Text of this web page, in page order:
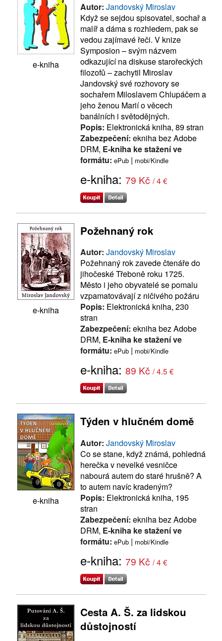
e-kniha
Autor: Jandovský Miroslav
Když se sejdou spisovatel, sochař a
malíř a dáma s rozhledem, pak se
vedou zajímavé řeči. V knize
Symposion – svým názvem
odkazující na diskuse starořeckých
filozofů – zachytil Miroslav
Jandovský své rozhovory se
sochařem Miloslavem Chlupáčem a
jeho ženou Marií o věcech
banálních i světodějných.
Popis: Elektronická kniha, 89 stran
Zabezpečení: ekniha bez Adobe
DRM, E-kniha ke stažení ve
formátu: ePub | mobi/Kindle
e-kniha: 79 Kč / 4 €
e-kniha
Požehnaný rok
Autor: Jandovský Miroslav
Požehnaný rok zavede čtenáře do
jihočeské Třeboně roku 1725.
Město i jeho obyvatelé se pomalu
vzpamatovávají z ničivého požáru
Popis: Elektronická kniha, 230
stran
Zabezpečení: ekniha bez Adobe
DRM, E-kniha ke stažení ve
formátu: ePub | mobi/Kindle
e-kniha: 89 Kč / 4.5 €
e-kniha
Týden v hlučném domě
Autor: Jandovský Miroslav
Co se stane, když známá, pohledná
herečka v nevelké vesničce
nabourá autem do staré hrušně? A
to autem navíc kradeným?
Popis: Elektronická kniha, 195
stran
Zabezpečení: ekniha bez Adobe
DRM, E-kniha ke stažení ve
formátu: ePub | mobi/Kindle
e-kniha: 79 Kč / 4 €
Cesta A. Š. za lidskou
důstojností